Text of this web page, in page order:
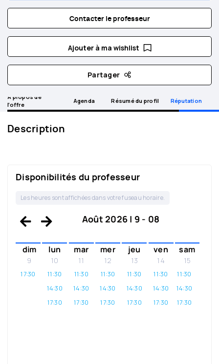
Contacter le professeur
Ajouter à ma wishlist
Partager
A propos de
l’offre
Agenda Résumé du profil Réputation
Description
Disponibilités du professeur
Les heures sont affichées dans votre fuseau horaire.
Août 2026 | 9 - 08
dim
9
lun
10
mar
11
mer
12
jeu
13
ven
14
sam
15
17:30
11:30
14:30
17:30
11:30
14:30
17:30
11:30
14:30
17:30
11:30
14:30
17:30
11:30
14:30
17:30
11:30
14:30
17:30